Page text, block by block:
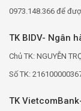
0973.148.366 để
TK BIDV- Ngân
Chủ TK: NGUYỄN
Số TK:
TK